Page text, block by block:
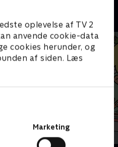
oplevelse af TV 2
anvende cookie-data
cookies herunder, og
af siden. Læs
Marketing